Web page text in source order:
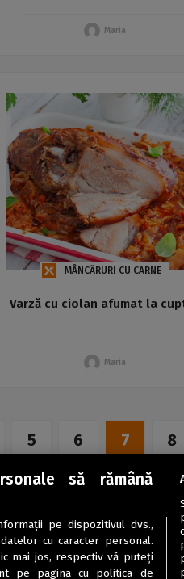
Maria
MÂNCĂRURI CU CARNE
Varză cu ciolan afumat la
Maria
5 6 7 8
să rămână
pe dispozitivul dvs.,
cu caracter personal.
mai jos, respectiv vă puteți
pe pagina cu politica de